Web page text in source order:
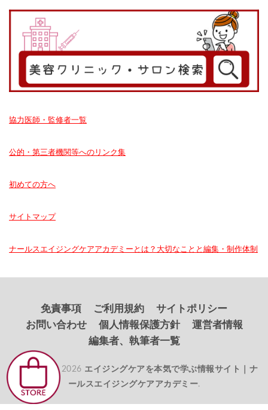
協力医師・監修者一覧
公的・第三者機関等へのリンク集
初めての方へ
サイトマップ
ナールスエイジングケアアカデミーとは？大切なことと編集・制作体制
免責事項 ご利用規約
サイトポリシー
お問い合わせ
個人情報保護方針
運営者情報
編集者、執筆者一覧
© Copyright 2026 エイジングケアを本気で学ぶ情報サイト｜ナ
ールスエイジングケアアカデミー.